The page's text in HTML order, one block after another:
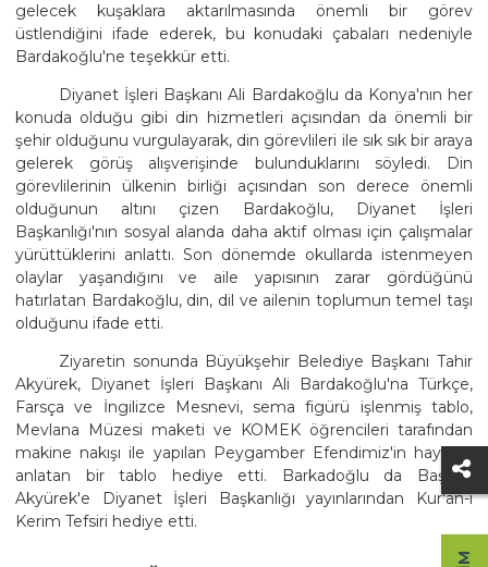
gelecek kuşaklara aktarılmasında önemli bir görev
üstlendiğini ifade ederek, bu konudaki çabaları nedeniyle
Bardakoğlu'ne teşekkür etti.
Diyanet İşleri Başkanı Ali Bardakoğlu da Konya'nın her
konuda olduğu gibi din hizmetleri açısından da önemli bir
şehir olduğunu vurgulayarak, din görevlileri ile sık sık bir araya
gelerek görüş alışverişinde bulunduklarını söyledi. Din
görevlilerinin ülkenin birliği açısından son derece önemli
olduğunun altını çizen Bardakoğlu, Diyanet İşleri
Başkanlığı'nın sosyal alanda daha aktif olması için çalışmalar
yürüttüklerini anlattı. Son dönemde okullarda istenmeyen
olaylar yaşandığını ve aile yapısının zarar gördüğünü
hatırlatan Bardakoğlu, din, dil ve ailenin toplumun temel taşı
olduğunu ifade etti.
Ziyaretin sonunda Büyükşehir Belediye Başkanı Tahir
Akyürek, Diyanet İşleri Başkanı Ali Bardakoğlu'na Türkçe,
Farsça ve İngilizce Mesnevi, sema figürü işlenmiş tablo,
Mevlana Müzesi maketi ve KOMEK öğrencileri tarafından
makine nakışı ile yapılan Peygamber Efendimiz'in hayatını
anlatan bir tablo hediye etti. Barkadoğlu da Başkan
Akyürek'e Diyanet İşleri Başkanlığı yayınlarından Kur'an-ı
Kerim Tefsiri hediye etti.